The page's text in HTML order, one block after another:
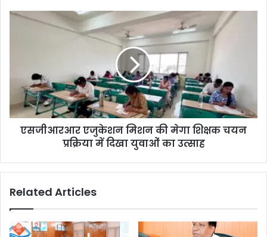
एसजीआरआर एजुकेशन मिशन की मेगा शिक्षक चयन
प्रक्रिया में दिखा युवाओं का उत्साह
Related Articles